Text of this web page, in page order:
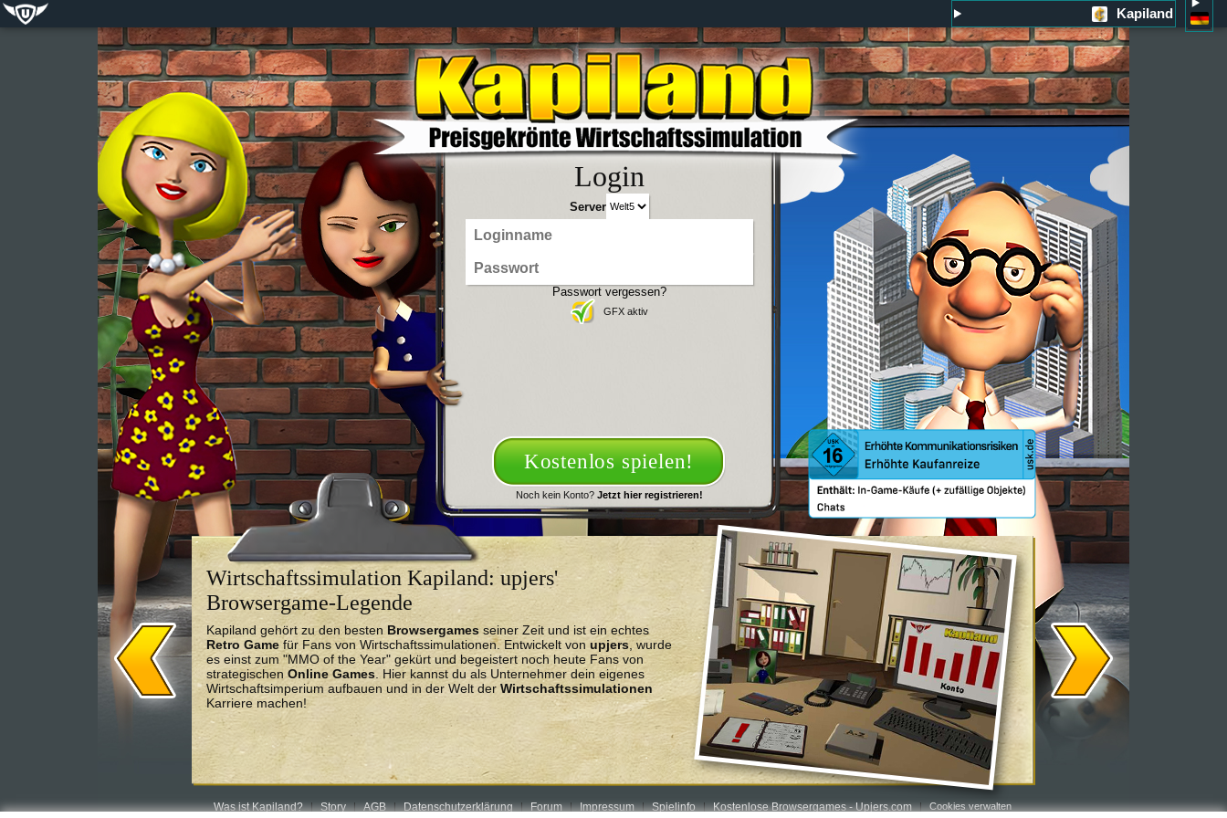
Kapiland
Login
Server
Passwort vergessen?
GFX aktiv
Kostenlos spielen!
Noch kein Konto? Jetzt hier registrieren!
Wirtschaftssimulation Kapiland: upjers'
Browsergame-Legende
Kapiland gehört zu den besten Browsergamesseiner Zeit und ist ein echtes
Retro Game für Fans von Wirtschaftssimulationen. Entwickelt von upjers, wurde
es einst zum "MMO of the Year" gekürt und begeistert noch heute Fans von
strategischenOnline Games. Hier kannst du als Unternehmer dein eigenes
Wirtschaftsimperium aufbauen und in der Welt der Wirtschaftssimulationen
Karriere machen!
Was ist Kapiland? Story AGB Datenschutzerklärung Forum Impressum Spielinfo Kostenlose Browsergames - Upjers.com Cookies verwalten